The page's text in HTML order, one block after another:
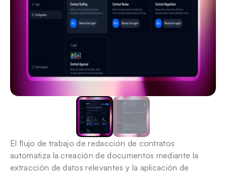
El flujo de trabajo de redacción de contratos
automatiza la creación de documentos mediante la
extracción de datos relevantes y la aplicación de